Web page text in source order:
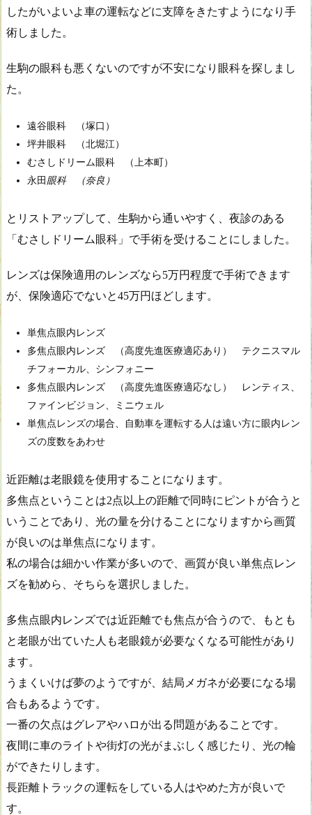
したがいよいよ車の運転などに支障をきたすようになり手
術しました。
生駒の眼科も悪くないのですが不安になり眼科を探しまし
た。
遠谷眼科 （塚口）
坪井眼科 （北堀江）
むさしドリーム眼科 （上本町）
永田 眼科 （奈良）
とリストアップして、生駒から通いやすく、夜診のある
「むさしドリーム眼科」で手術を受けることにしました。
レンズは保険適用のレンズなら5万円程度で手術できます
が、保険適応でないと45万円ほどします。
単焦点眼内レンズ
多焦点眼内レンズ （高度先進医療適応あり） テクニスマル
チフォーカル、シンフォニー
多焦点眼内レンズ （高度先進医療適応なし） レンティス、
ファインビジョン、ミニウェル
単焦点レンズの場合、自動車を運転する人は遠い方に眼内レン
ズの度数をあわせ
近距離は老眼鏡を使用することになります。
多焦点ということは2点以上の距離で同時にピントが合うと
いうことであり、光の量を分けることになりますから画質
が良いのは単焦点になります。
私の場合は細かい作業が多いので、画質が良い単焦点レン
ズを勧めら、そちらを選択しました。
多焦点眼内レンズでは近距離でも焦点が合うので、もとも
と老眼が出ていた人も老眼鏡が必要なくなる可能性があり
ます。
うまくいけば夢のようですが、結局メガネが必要になる場
合もあるようです。
一番の欠点はグレアやハロが出る問題があることです。
夜間に車のライトや街灯の光がまぶしく感じたり、光の輪
ができたりします。
長距離トラックの運転をしている人はやめた方が良いで
す。